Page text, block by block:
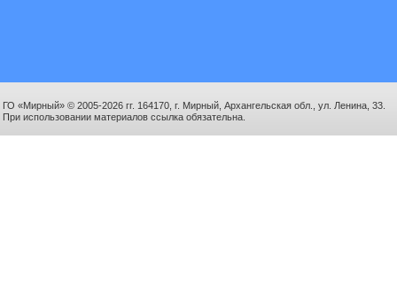
ГО «Мирный» © 2005-2026 гг. 164170, г. Мирный, Архангельская обл., ул. Ленина, 33.
При использовании материалов ссылка обязательна.